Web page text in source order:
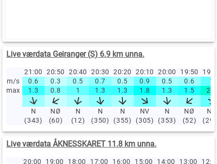
Live værdata Geiranger (S) 6.9 km unna.
21:00 20:50 20:40 20:30 20:20 20:10 20:00 19:50
m/s
0.6 0.3 0.5 0.7 0.5 0.9 0.5 0.6
1
max
1.3 0.8 1 1.3 1.3 1.8 1.3 1.5 2.3
N
(343)
NØ
(60)
N
(12)
N
(350)
N
(355)
NV
(305)
N
(353)
NØ
(52)
NV
Live værdata ÅKNESSKARET 11.8 km unna.
20:00 19:00 18:00 17:00 16:00 15:00 14:00 13:00